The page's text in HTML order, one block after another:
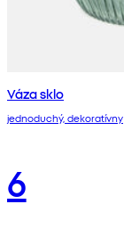
Váza sklo
jednoduchý, dekoratívny
6